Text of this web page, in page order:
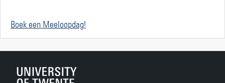
Boek een Meeloopdag!